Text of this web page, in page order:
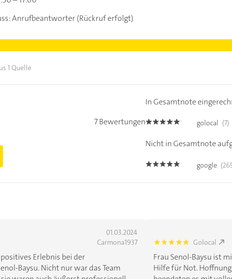
Anrufbeantworter (Rückruf erfolgt)
1 Quelle
7 Bewertungen
In Gesamtnote
5.0 golocal (7)
Nicht in Gesamtnote
4.7000003 google
01.03.2024
Carmona1937
Erlebnis bei der
Baysu. Nicht nur war das Team
5.0 Golocal
Frau Senol-Baysu ist
Hilfe für Not.